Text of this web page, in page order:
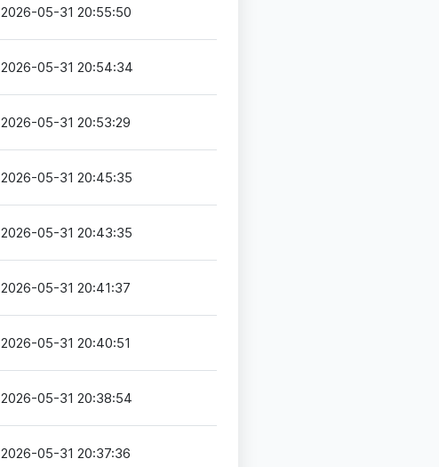
2026-05-31 20:55:50
2026-05-31 20:54:34
2026-05-31 20:53:29
2026-05-31 20:45:35
2026-05-31 20:43:35
2026-05-31 20:41:37
2026-05-31 20:40:51
2026-05-31 20:38:54
2026-05-31 20:37:36